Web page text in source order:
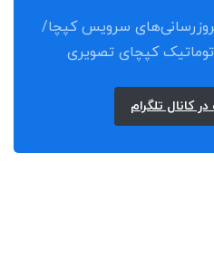
سرویس کپچا/
کپچای تصویری
کانال تلگرام